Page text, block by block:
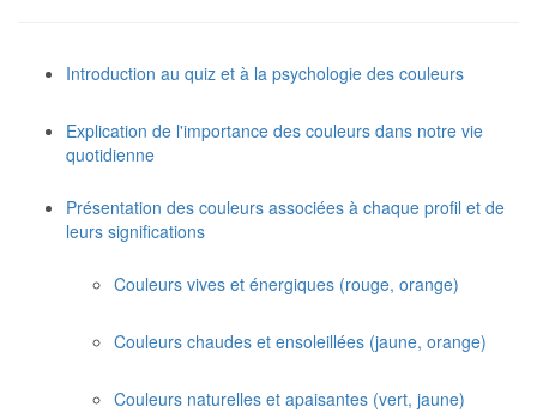
Introduction au quiz et à la psychologie des couleurs
Explication de l'importance des couleurs dans notre vie
quotidienne
Présentation des couleurs associées à chaque profil et de
leurs significations
Couleurs vives et énergiques (rouge, orange)
Couleurs chaudes et ensoleillées (jaune, orange)
Couleurs naturelles et apaisantes (vert, jaune)